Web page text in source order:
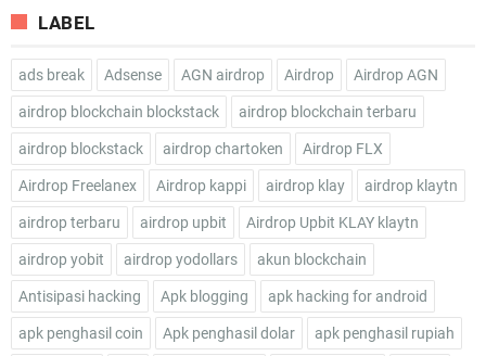
LABEL
ads break Adsense AGN airdrop Airdrop Airdrop AGN
airdrop blockchain blockstack airdrop blockchain terbaru
airdrop blockstack airdrop chartoken Airdrop FLX
Airdrop Freelanex Airdrop kappi airdrop klay airdrop klaytn
airdrop terbaru airdrop upbit Airdrop Upbit KLAY klaytn
airdrop yobit airdrop yodollars akun blockchain
Antisipasi hacking Apk blogging apk hacking for android
apk penghasil coin Apk penghasil dolar apk penghasil rupiah